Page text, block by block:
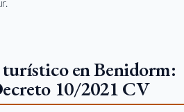
turístico en Benidorm:
10/2021 CV